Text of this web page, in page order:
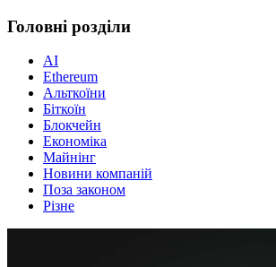
Головні розділи
AI
Ethereum
Альткоїни
Біткоїн
Блокчейн
Економіка
Майнінг
Новини компаній
Поза законом
Різне